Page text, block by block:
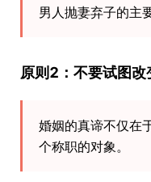
男人抛妻弃子的主
原则2：不要试图改
婚姻的真谛不仅在
个称职的对象。